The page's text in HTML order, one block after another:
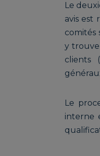
Le
avis est
comités
y trouve
clients
Le
interne